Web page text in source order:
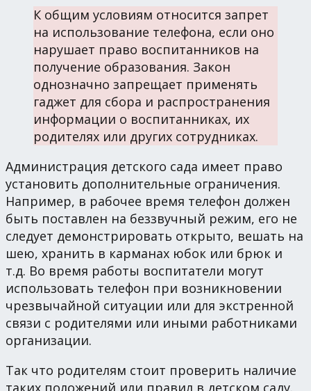
К общим условиям относится запрет
на использование телефона, если оно
нарушает право воспитанников на
получение образования. Закон
однозначно запрещает применять
гаджет для сбора и распространения
информации о воспитанниках, их
родителях или других сотрудниках.
Администрация детского сада имеет право
установить дополнительные ограничения.
Например, в рабочее время телефон должен
быть поставлен на беззвучный режим, его не
следует демонстрировать открыто, вешать на
шею, хранить в карманах юбок или брюк и
т.д. Во время работы воспитатели могут
использовать телефон при возникновении
чрезвычайной ситуации или для экстренной
связи с родителями или иными работниками
организации.
Так что родителям стоит проверить наличие
таких положений или правил в детском саду.